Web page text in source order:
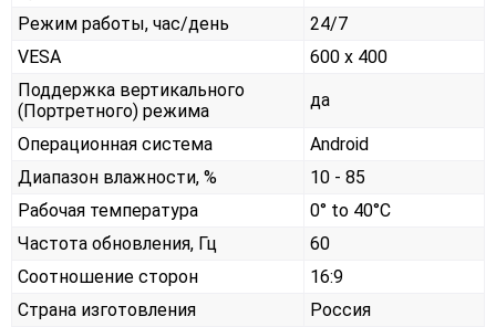
Режим работы, час/день
24/7
VESA
600 x 400
Поддержка вертикального
(Портретного) режима
да
Операционная система
Android
Диапазон влажности, %
10 - 85
Рабочая температура
0° to 40°C
Частота обновления, Гц
60
Соотношение сторон
16:9
Страна изготовления
Россия